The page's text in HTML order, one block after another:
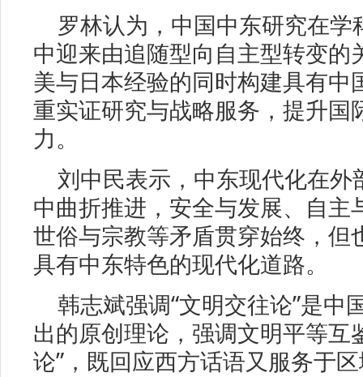
罗林认为，中国中东研究在
中迎来由追随型向自主型转变的
美与日本经验的同时构建具有中
重实证研究与战略服务，提升国
力。
刘中民表示，中东现代化在
中曲折推进，安全与发展、自主
世俗与宗教等矛盾贯穿始终，但
具有中东特色的现代化道路。
韩志斌强调“文明交往论”是中
出的原创理论，强调文明平等互
论”，既回应西方话语又服务于